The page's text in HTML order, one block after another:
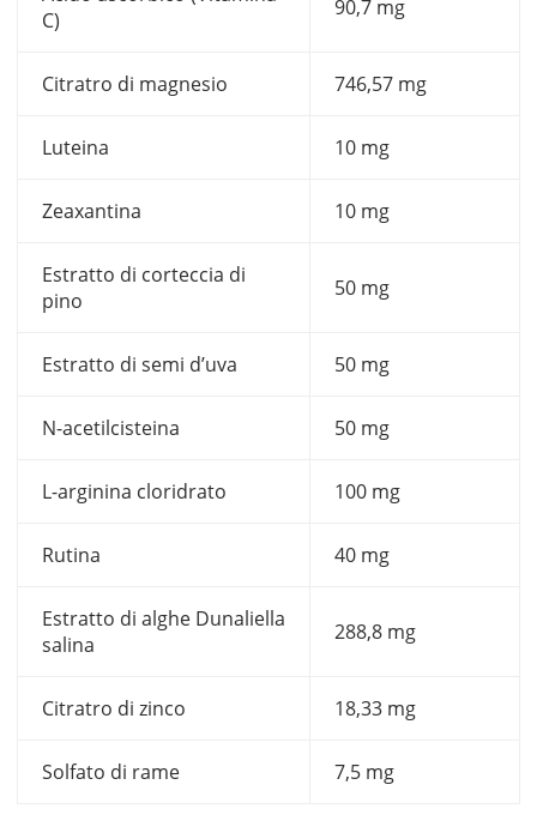
C)
90,7 mg
Citratro di magnesio 746,57 mg
Luteina 10 mg
Zeaxantina 10 mg
Estratto di corteccia di
pino
50 mg
Estratto di semi d’uva 50 mg
N-acetilcisteina 50 mg
L-arginina cloridrato 100 mg
Rutina 40 mg
Estratto di alghe Dunaliella
salina
288,8 mg
Citratro di zinco 18,33 mg
Solfato di rame 7,5 mg